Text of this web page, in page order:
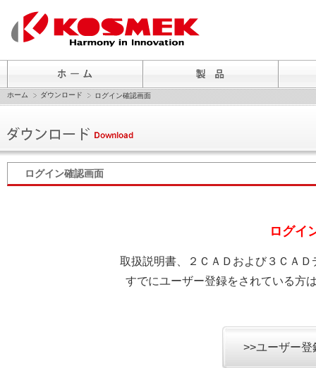
ホーム ダウンロード ログイン確認画面
ログイン確認画面
ログイ
取扱説明書、２ＣＡＤおよび３ＣＡ
すでにユーザー登録をされている方
>>ユーザー